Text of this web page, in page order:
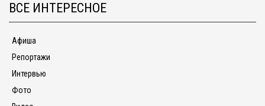
ВСЕ ИНТЕРЕСНОЕ
Афиша
Репортажи
Интервью
Фото